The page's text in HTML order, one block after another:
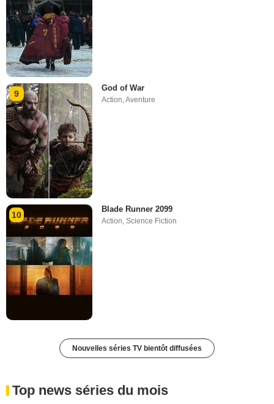
9
God of War
Action,Aventure
10
Blade Runner 2099
Action,Science Fiction
Nouvelles séries TV bientôt diffusées
Top news séries du mois